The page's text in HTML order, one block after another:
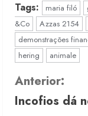
Tags: maria filó
&Co
Azzas 2154
demonstrações
hering
animale
C
o
Anterior:
Incofios dá